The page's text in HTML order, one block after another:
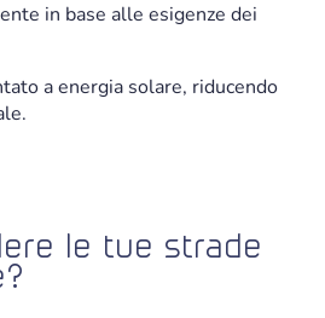
in base alle esigenze dei
a energia solare, riducendo
le tue strade